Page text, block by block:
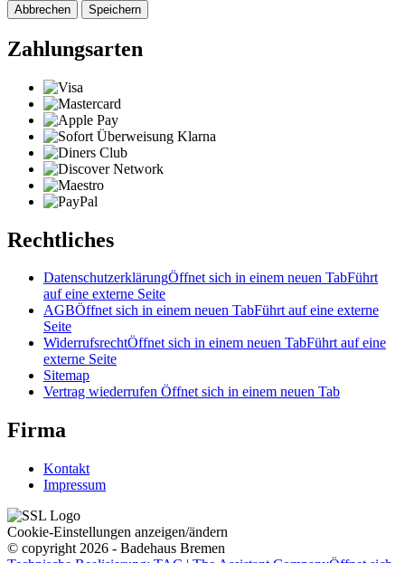
Abbrechen Speichern
Zahlungsarten
Rechtliches
DatenschutzerklärungÖffnet sich in einem neuen TabFührt
auf eine externe Seite
AGBÖffnet sich in einem neuen TabFührt auf eine externe
Seite
WiderrufsrechtÖffnet sich in einem neuen TabFührt auf eine
externe Seite
Sitemap
Vertrag wiederrufen Öffnet sich in einem neuen Tab
Firma
Kontakt
Impressum
Cookie-Einstellungen anzeigen/ändern
© copyright 2026 - Badehaus Bremen